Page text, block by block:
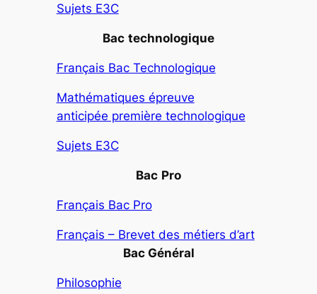
Sujets E3C
Bac technologique
Français Bac Technologique
Mathématiques épreuve
anticipée première technologique
Sujets E3C
Bac Pro
Français Bac Pro
Français – Brevet des métiers d’art
Bac Général
Philosophie